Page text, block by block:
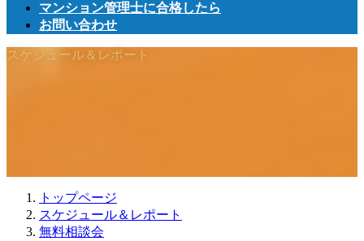
マンション管理士に合格したら
お問い合わせ
スケジュール＆レポート
トップページ
スケジュール＆レポート
無料相談会